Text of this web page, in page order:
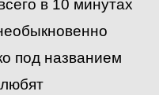
в 10 минутах
под названием